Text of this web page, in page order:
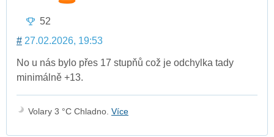
52
# 27.02.2026, 19:53
No u nás bylo přes 17 stupňů což je odchylka tady
minimálně +13.
Volary 3 °C Chladno. Více